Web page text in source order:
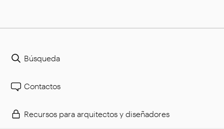
Búsqueda
Contactos
Recursos para arquitectos y diseñadores